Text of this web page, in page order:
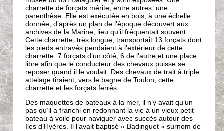
charrette de forçats mérite, entre autres, une
parenthèse. Elle est exécutée en bois, à une échelle
donnée, d’après un plan de l’époque découvert aux
archives de la Marine, lieu qu’il fréquentait souvent.
Cette charrette, très longue, transportait 13 forçats dont
les pieds entravés pendaient à l’extérieur de cette
charrette. 7 forçats d’un côté, 6 de l’autre et une place
libre afin que le conducteur des chevaux puisse se
reposer quand il le voulait. Des chevaux de trait à triple
attelage tiraient, vers le bagne de Toulon, cette
charrette et les forçats ferrés.
Des maquettes de bateaux à la mer, il n’y avait qu’un
pas qu’il a franchi en redonnant la vie à un vieux petit
bateau à voile pour naviguer avec succès autour des
Iles d’Hyères. Il l’avait baptisé « Badinguet » surnom de